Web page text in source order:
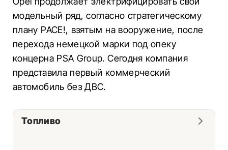
модельный ряд, согласно стратегическому
плану PACE!, взятым на вооружение, после
перехода немецкой марки под опеку
концерна PSA Group. Сегодня компания
представила первый коммерческий
автомобиль без ДВС.
Топливо